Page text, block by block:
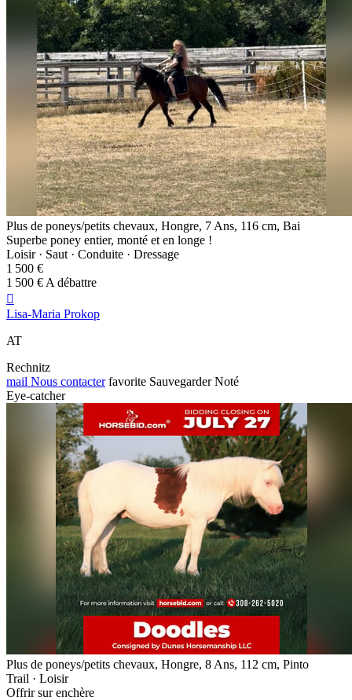
Plus de poneys/petits chevaux, Hongre, 7 Ans, 116 cm, Bai
Superbe poney entier, monté et en longe !
Loisir · Saut · Conduite · Dressage
1 500 €
1 500 € A débattre

Lisa-Maria Prokop
AT
Rechnitz
mail Nous contacter favorite Sauvegarder Noté
Eye-catcher
Plus de poneys/petits chevaux, Hongre, 8 Ans, 112 cm, Pinto
Trail · Loisir
Offrir sur enchère